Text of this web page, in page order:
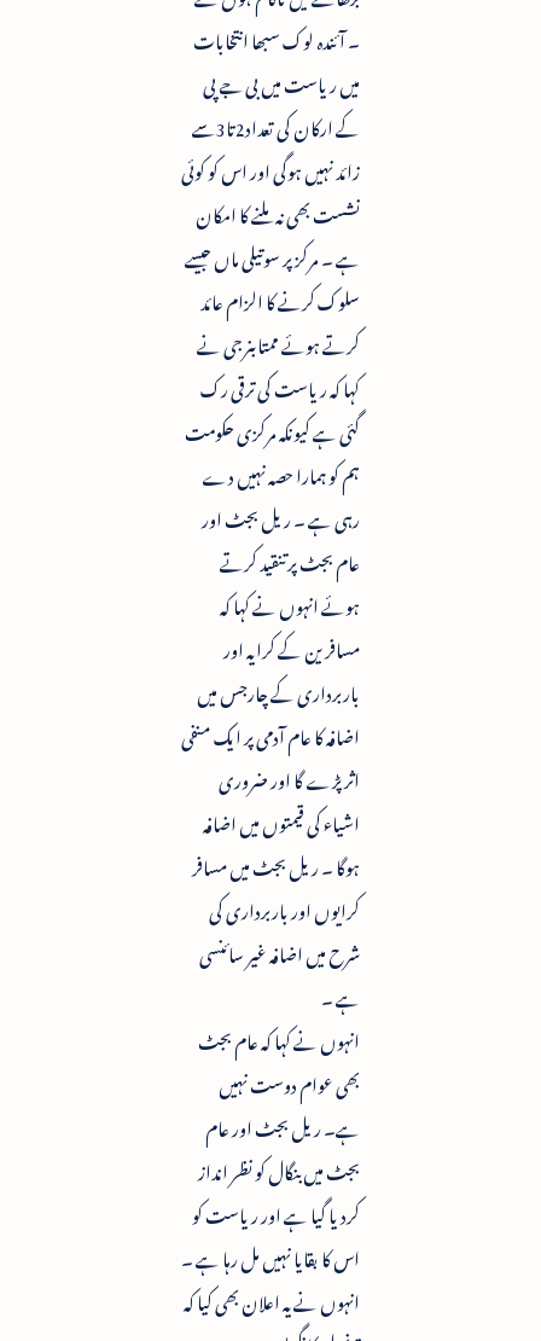
۔ آئندہ لوک سبھا انتخابات
میں ریاست میں بی جے پی
کے ارکان کی تعداد2تا3سے
زائد نہیں ہوگی اور اس کو کوئی
نشست بھی نہ ملنے کا امکان
ہے ۔ مرکز پر سوتیلی ماں جیسے
سلوک کرنے کا الزام عائد
کرتے ہوئے ممتابنرجی نے
کہا کہ ریاست کی ترقی رک
گئی ہے کیونکہ مرکزی حکومت
ہم کو ہمارا حصہ نہیں دے
رہی ہے ۔ ریل بجٹ اور
عام بجٹ پر تنقید کرتے
ہوئے انہوں نے کہا کہ
مسافرین کے کرایہ اور
باربرداری کے چارجس میں
اضافہ کا عام آدمی پر ایک منفی
اثر پڑے گا اور ضروری
اشیاء کی قیمتوں میں اضافہ
ہوگا ۔ ریل بجٹ میں مسافر
کرایوں اور باربرداری کی
شرح میں اضافہ غیر سائنسی
ہے ۔
انہوں نے کہا کہ عام بجٹ
بھی عوام دوست نہیں
ہے۔ ریل بجٹ اور عام
بجٹ میں بنگال کو نظر انداز
کردیا گیا ہے اور ریاست کو
اس کا بقایا نہیں مل رہا ہے ۔
انہوں نے یہ اعلان بھی کیا کہ